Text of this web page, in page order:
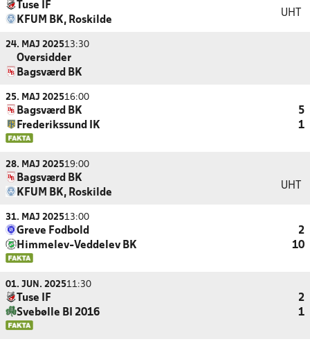
Tuse IF
KFUM BK, Roskilde
UHT
24. MAJ 202513:30
Oversidder
Bagsværd BK
25. MAJ 202516:00
Bagsværd BK
5
Frederikssund IK
1
28. MAJ 202519:00
Bagsværd BK
KFUM BK, Roskilde
UHT
31. MAJ 202513:00
Greve Fodbold
2
Himmelev-Veddelev BK
10
01. JUN. 202511:30
Tuse IF
2
Svebølle BI 2016
1